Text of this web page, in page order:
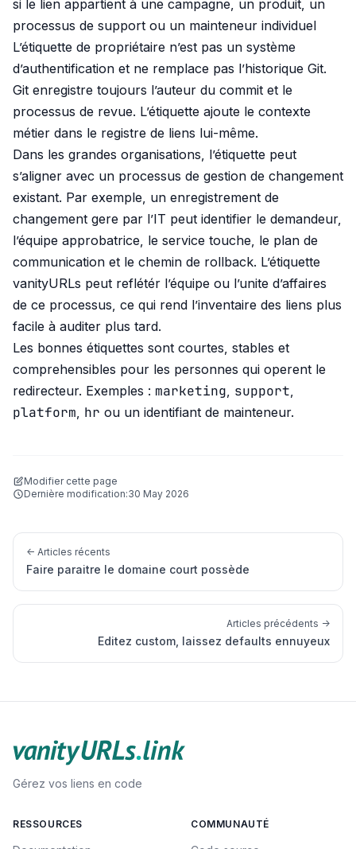
si le lien appartient à une campagne, un produit, un
processus de support ou un mainteneur individuel
L’étiquette de propriétaire n’est pas un système
d’authentification et ne remplace pas l’historique Git.
Git enregistre toujours l’auteur du commit et le
processus de revue. L’étiquette ajoute le contexte
métier dans le registre de liens lui-même.
Dans les grandes organisations, l’étiquette peut
s’aligner avec un processus de gestion de changement
existant. Par exemple, un enregistrement de
changement gere par l’IT peut identifier le demandeur,
l’équipe approbatrice, le service touche, le plan de
communication et le chemin de rollback. L’étiquette
vanityURLs peut reflétér l’équipe ou l’unite d’affaires
de ce processus, ce qui rend l’inventaire des liens plus
facile à auditer plus tard.
Les bonnes étiquettes sont courtes, stables et
comprehensibles pour les personnes qui operent le
redirecteur. Exemples : marketing, support,
platform, hr ou un identifiant de mainteneur.
Modifier cette page
Dernière modification:30 May 2026
← Articles récents
Faire paraitre le domaine court possède
Articles précédents →
Editez custom, laissez defaults ennuyeux
Gérez vos liens en code
RESSOURCES COMMUNAUTÉ